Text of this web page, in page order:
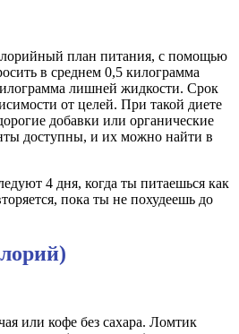
план питания, с помощью
в среднем 0,5 килограмма
лишней жидкости. Срок
от целей. При такой диете
добавки или органические
доступны, и их можно найти в
4 дня, когда ты питаешься как
пока ты не похудеешь до
или кофе без сахара. Ломтик